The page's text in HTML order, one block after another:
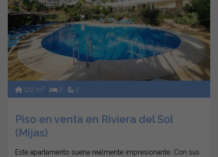
122 m2 2 2
Piso en venta en Riviera del Sol
(Mijas)
Este apartamento suena realmente impresionante. Con sus